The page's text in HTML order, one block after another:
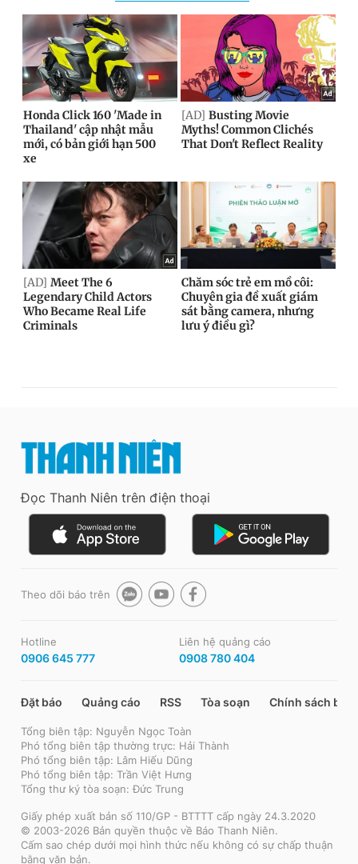
Đọc Thanh Niên trên điện thoại
Theo dõi báo trên
Hotline
0906 645 777
Liên hệ quảng cáo
0908 780 404
Đặt báo Quảng cáo RSS Tòa soạn Chính sách bảo
Tổng biên tập: Nguyễn Ngọc Toàn
Phó tổng biên tập thường trực: Hải Thành
Phó tổng biên tập: Lâm Hiếu Dũng
Phó tổng biên tập: Trần Việt Hưng
Tổng thư ký tòa soạn: Đức Trung
Giấy phép xuất bản số 110/GP - BTTTT cấp ngày 24.3.2020
© 2003-2026 Bản quyền thuộc về Báo Thanh Niên.
Cấm sao chép dưới mọi hình thức nếu không có sự chấp thuận
bằng văn bản.